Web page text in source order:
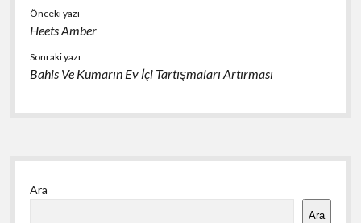
Önceki yazı
Heets Amber
Sonraki yazı
Bahis Ve Kumarın Ev İçi Tartışmaları Artırması
Yan
Menü
Ara
Ara